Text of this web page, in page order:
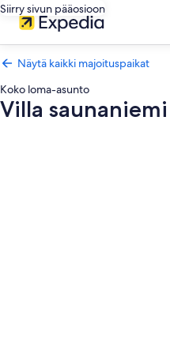
Siirry sivun pääosioon
Näytä kaikki majoituspaikat
Koko loma-asunto
Villa